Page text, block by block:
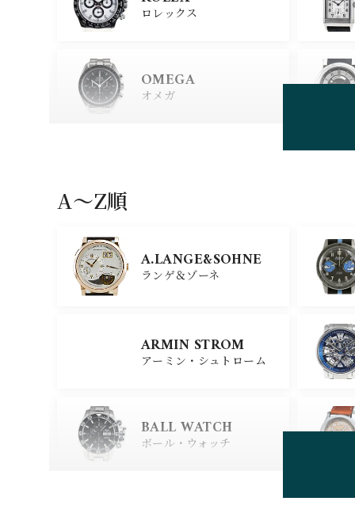
ロレックス
OMEGA
オメガ
X
ジラール・ペルゴ
カルティエ
グラスヒュッテ・オリジナ
ル
A〜Z順
A.LANGE&SOHNE
ランゲ＆ゾーネ
ARMIN STROM
アーミン・シュトローム
BALL WATCH
ボール・ウォッチ